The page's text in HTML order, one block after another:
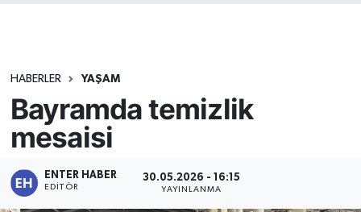
HABERLER YAŞAM
Bayramda temizlik
mesaisi
ENTER HABER
EDITÖR
30.05.2026 - 16:15
YAYINLANMA